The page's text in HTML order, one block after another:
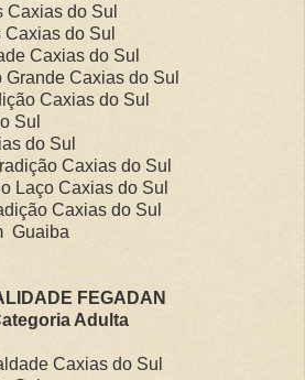
Caxias do Sul
do Sul
Caxias do Sul
Caxias do Sul
Caxias do Sul
Sul
do Sul
Caxias do Sul
Laço Caxias do Sul
Caxias do Sul
Guaiba
FEGADAN
Adulta
Caxias do Sul